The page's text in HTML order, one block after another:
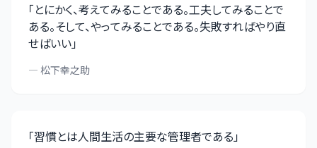
「とにかく、考えてみることである。工夫してみることで
ある。そして、やってみることである。失敗すればやり直
せばいい」
— 松下幸之助
「習慣とは人間生活の主要な管理者である」